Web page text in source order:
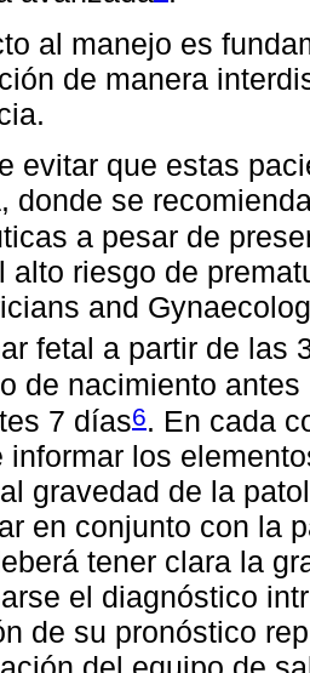
al manejo es
de manera
evitar que estas
donde se
a pesar de
alto riesgo de
and
fetal a partir de las
de nacimiento
7 días6. En cada
informar los
gravedad de la
en conjunto con la
tener clara la
el diagnóstico
de su pronóstico